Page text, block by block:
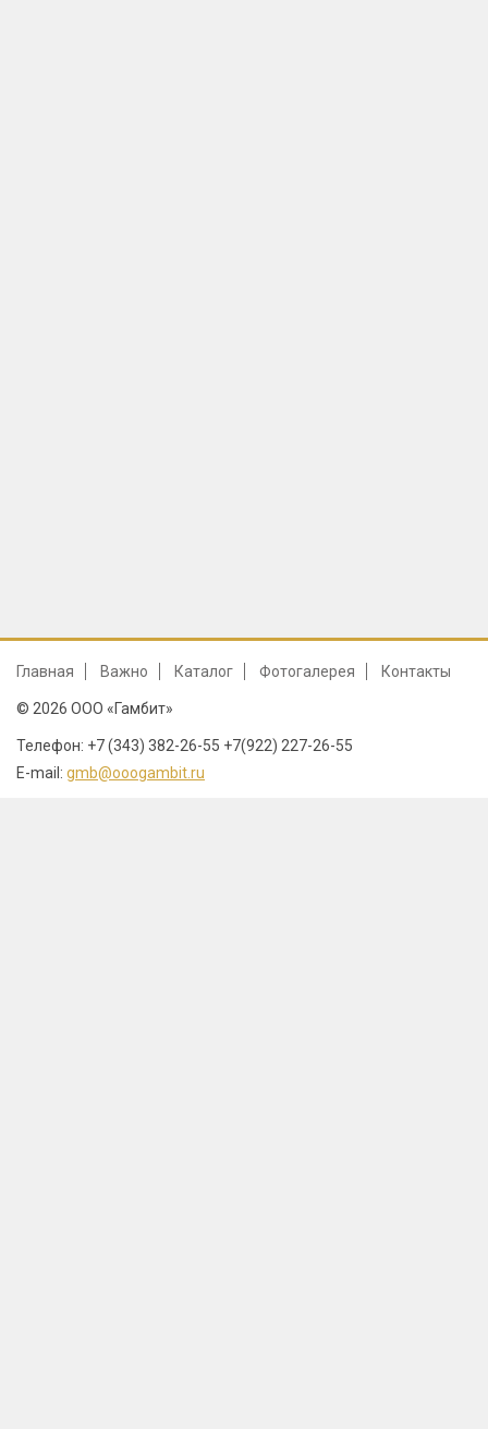
Главная Важно Каталог Фотогалерея Контакты
© 2026 ООО «Гамбит»
Телефон: +7 (343) 382-26-55 +7(922) 227-26-55
E-mail: gmb@ooogambit.ru